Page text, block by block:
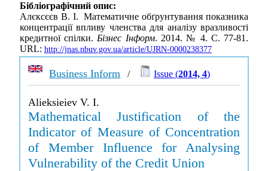
Бібліографічний опис:
Алєксєєв В. І. Математичне обґрунтування показника
концентрації впливу членства для аналізу вразливості
кредитної спілки.Бізнес Інформ. 2014. № 4. С. 77-81.
URL: http://jnas.nbuv.gov.ua/article/UJRN-0000238377
Business Inform / Issue (2014, 4)
Alieksieiev V. I.
Mathematical Justification of the
Indicator of Measure of Concentration
of Member Influence for Analysing
Vulnerability of the Credit Union